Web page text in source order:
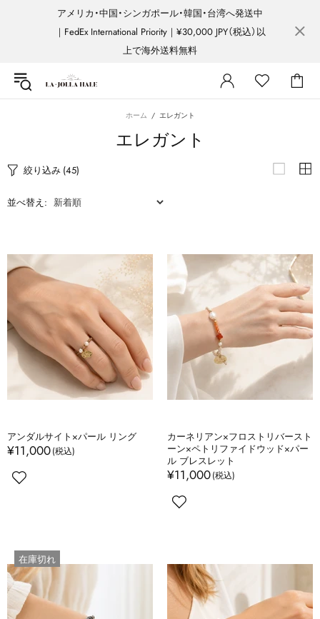
アメリカ・中国・シンガポール・韓国・台湾へ発送中
｜FedEx International Priority｜¥30,000 JPY（税込）以
上で海外送料無料
ホーム エレガント
エレガント
絞り込み (45)
並べ替え:
アンダルサイト×パール リング
¥11,000
カーネリアン×フロストリバースト
ーン×ペトリファイドウッド×パー
ル ブレスレット
¥11,000
在庫切れ